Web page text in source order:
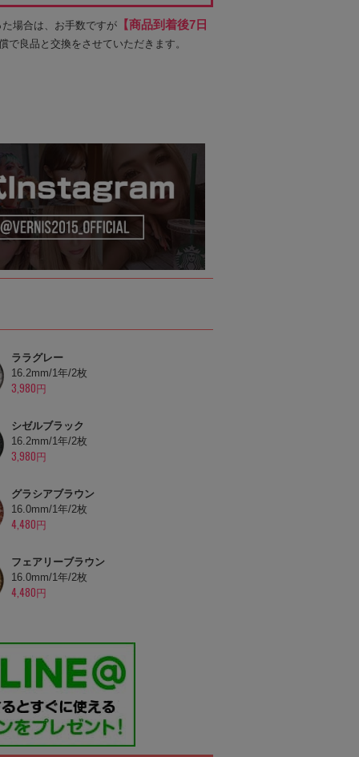
場合は、お手数ですが 【商品到着後7日
良品と交換をさせていただきます。
ララグレー
16.2mm/1年/2枚
3,980円
シゼルブラック
16.2mm/1年/2枚
3,980円
グラシアブラウン
16.0mm/1年/2枚
4,480円
フェアリーブラウン
16.0mm/1年/2枚
4,480円